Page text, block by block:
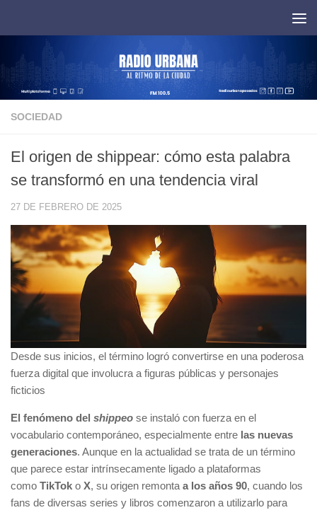
SOCIEDAD
El origen de shippear: cómo esta palabra
se transformó en una tendencia viral
27 DE FEBRERO DE 2025
Desde sus inicios, el término logró convertirse en una poderosa
fuerza digital que involucra a figuras públicas y personajes
ficticios
El fenómeno del shippeo se instaló con fuerza en el
vocabulario contemporáneo, especialmente entre las nuevas
generaciones. Aunque en la actualidad se trata de un término
que parece estar intrínsecamente ligado a plataformas
como TikTok o X, su origen remonta a los años 90, cuando los
fans de diversas series y libros comenzaron a utilizarlo para